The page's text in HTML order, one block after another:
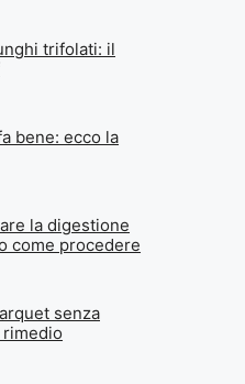
trifolati: il
bene: ecco la
la digestione
come procedere
senza